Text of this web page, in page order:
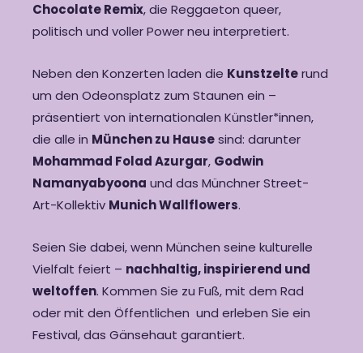
Chocolate Remix, die Reggaeton queer,
politisch und voller Power neu interpretiert.
Neben den Konzerten laden die Kunstzelterund
um den Odeonsplatz zum Staunen ein –
präsentiert von internationalen Künstler*innen,
die alle in München zu Hausesind: darunter
Mohammad Folad Azurgar, Godwin
Namanyabyoona und das Münchner Street-
Art-Kollektiv Munich Wallflowers.
Seien Sie dabei, wenn München seine kulturelle
Vielfalt feiert – nachhaltig, inspirierend und
weltoffen. Kommen Sie zu Fuß, mit dem Rad
oder mit den Öffentlichen und erleben Sie ein
Festival, das Gänsehaut garantiert.